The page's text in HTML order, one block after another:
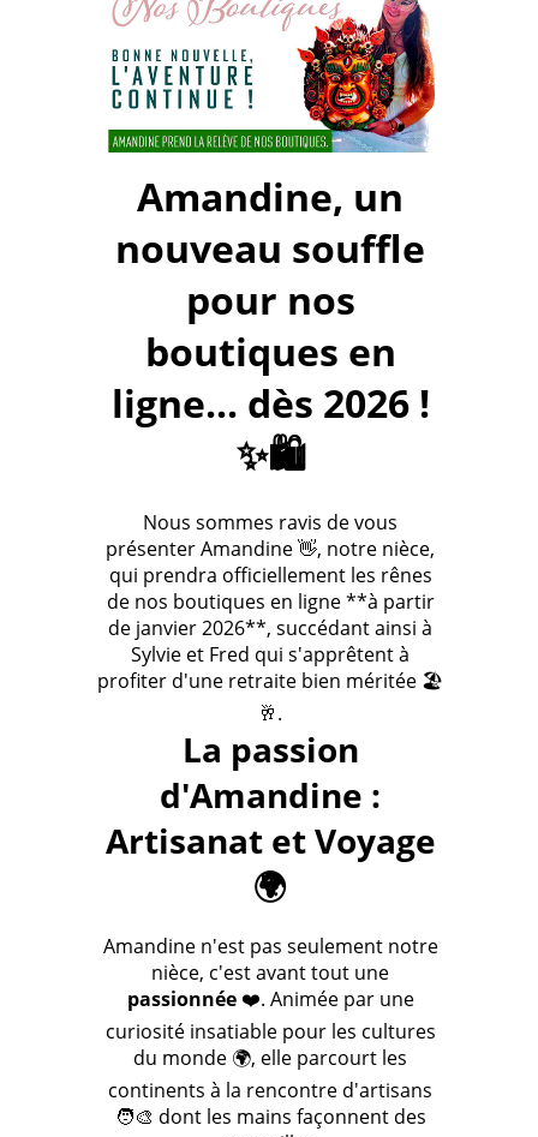
Amandine, un
nouveau souffle
pour nos
boutiques en
ligne... dès 2026 !
✨🛍️
Nous sommes ravis de vous
présenter Amandine 👋, notre nièce,
qui prendra officiellement les rênes
de nos boutiques en ligne **à partir
de janvier 2026**, succédant ainsi à
Sylvie et Fred qui s'apprêtent à
profiter d'une retraite bien méritée 🏖️
🥂.
La passion
d'Amandine :
Artisanat et Voyage
🌍
Amandine n'est pas seulement notre
nièce, c'est avant tout une
passionnée❤️. Animée par une
curiosité insatiable pour les cultures
du monde 🌍, elle parcourt les
continents à la rencontre d'artisans
🧑‍🎨 dont les mains façonnent des